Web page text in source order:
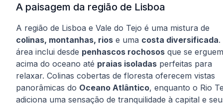
A paisagem da região de Lisboa
A região de Lisboa e Vale do Tejo é uma mistura de
colinas, montanhas, rios e uma costa diversificada.
área inclui desde penhascos rochosos que se erguem
acima do oceano até praias isoladas perfeitas para
relaxar. Colinas cobertas de floresta oferecem vistas
panorâmicas do Oceano Atlântico, enquanto o Rio
adiciona uma sensação de tranquilidade à capital e